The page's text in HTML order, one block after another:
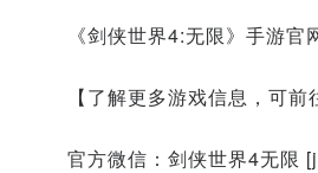
《剑侠世界4:无限》手游
【了解更多游戏信息，可前
官方微信：剑侠世界4无限